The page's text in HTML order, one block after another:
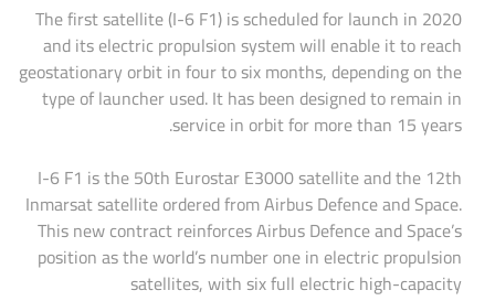
The first satellite (I-6 F1) is scheduled for launch in 2020
and its electric propulsion system will enable it to reach
geostationary orbit in four to six months, depending on the
type of launcher used. It has been designed to remain in
service in orbit for more than 15 years.
I-6 F1 is the 50th Eurostar E3000 satellite and the 12th
Inmarsat satellite ordered from Airbus Defence and Space.
This new contract reinforces Airbus Defence and Space’s
position as the world’s number one in electric propulsion
satellites, with six full electric high-capacity